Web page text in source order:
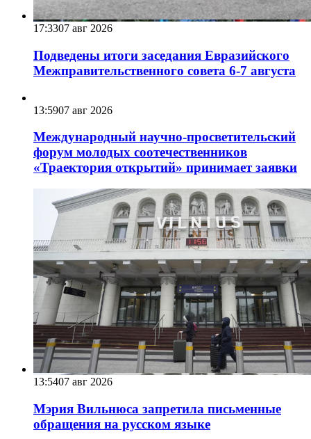
17:3307 авг 2026
Подведены итоги заседания Евразийского
Межправительственного совета 6-7 августа
13:5907 авг 2026
Международный научно-просветительский
форум молодых соотечественников
«Траектория открытий» принимает заявки
13:5407 авг 2026
Мэрия Вильнюса запретила письменные
обращения на русском языке